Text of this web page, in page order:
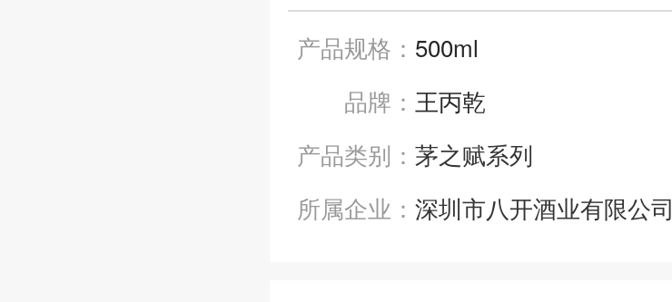
产品规格： 500ml
品牌： 王丙乾
产品类别： 茅之赋系列
所属企业： 深圳市八开酒业有限公司